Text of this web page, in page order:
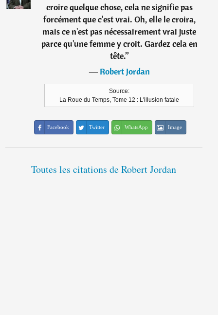
croire quelque chose, cela ne signifie pas
forcément que c'est vrai. Oh, elle le croira,
mais ce n'est pas nécessairement vrai juste
parce qu'une femme y croit. Gardez cela en
tête.”
―Robert Jordan
Source:
La Roue du Temps, Tome 12 : L'illusion fatale
Facebook Twitter WhatsApp Image
Toutes les citations de Robert Jordan